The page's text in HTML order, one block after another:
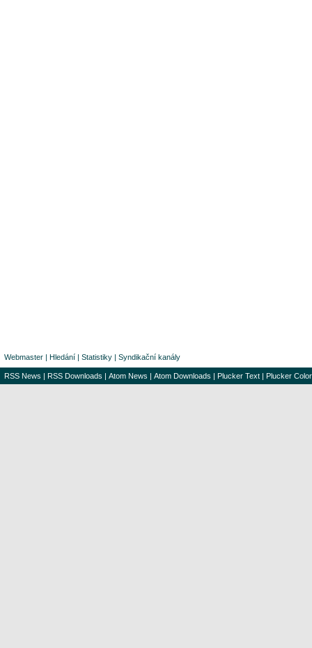
Webmaster | Hledání | Statistiky | Syndikační kanály
RSS News | RSS Downloads | Atom News | Atom Downloads | Plucker Text | Plucker Color